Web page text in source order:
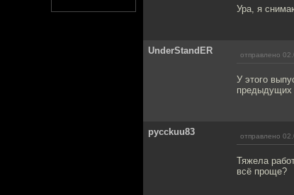
Ура, я
UnderStandER отправлено
У этого
предыдущих
pycckuu83 отправлено
Тяжела
всё проще?